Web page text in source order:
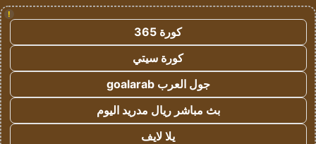
!
كورة 365
كورة سيتي
جول العرب goalarab
بث مباشر ريال مدريد اليوم
يلا لايف